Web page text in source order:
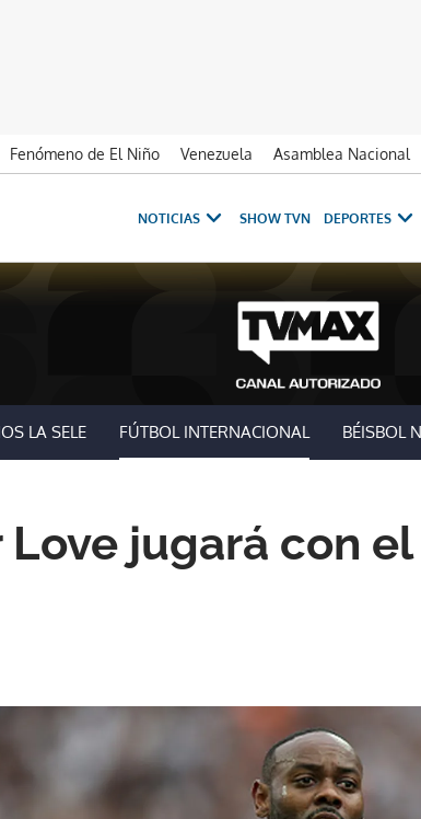
Fenómeno de El Niño Venezuela Asamblea Nacional
NOTICIAS SHOW TVN DEPORTES
LA SELE FÚTBOL INTERNACIONAL BÉISBOL
Love jugará con